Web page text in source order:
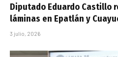
Diputado Eduardo Castillo
láminas en Epatlán y
3 julio, 2026